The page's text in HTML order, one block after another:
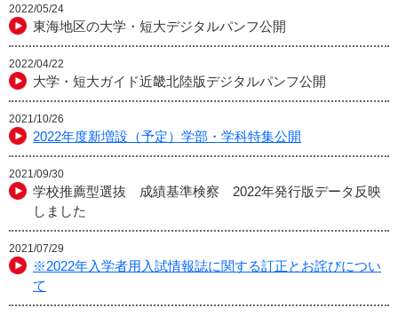
2022/05/24
東海地区の大学・短大デジタルパンフ公開
2022/04/22
大学・短大ガイド近畿北陸版デジタルパンフ公開
2021/10/26
2022年度新増設（予定）学部・学科特集公開
2021/09/30
学校推薦型選抜 成績基準検察 2022年発行版データ反映
しました
2021/07/29
※2022年入学者用入試情報誌に関する訂正とお詫びについ
て